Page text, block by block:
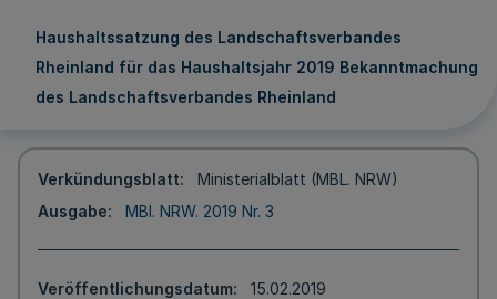
Haushaltssatzung des Landschaftsverbandes
Rheinland für das Haushaltsjahr 2019 Bekanntmachung
des Landschaftsverbandes Rheinland
Verkündungsblatt
Ministerialblatt (MBL. NRW)
Ausgabe
MBl. NRW. 2019 Nr. 3
Veröffentlichungsdatum
15.02.2019